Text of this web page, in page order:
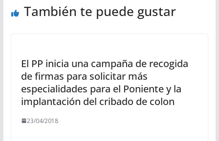
También te puede gustar
El PP inicia una campaña de recogida
de firmas para solicitar más
especialidades para el Poniente y la
implantación del cribado de colon
23/04/2018